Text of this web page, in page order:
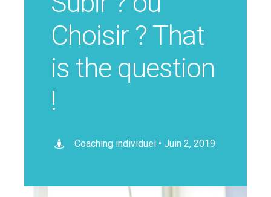
Choisir ? That
is the question
!
Coaching individuel • Juin 2, 2019